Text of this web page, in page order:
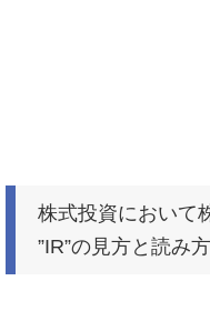
株式投資において
”IR”の見方と読み